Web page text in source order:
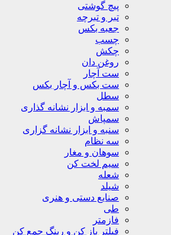
پیچ گوشتی
تبر و تبرچه
جعبه بکس
چسب
چکش
روغن دان
ست آچار
ست بکس و آچار بکس
سطل
سمبه و ابزار نشانه گذاری
سمپاش
سنبه و ابزار نشانه گزاری
سه نظام
سوهان و مغار
سیم لخت کن
شعله
شیلد
صنایع دستی و هنری
طی
فازمتر
فیلتر باز کن و رینگ جمع کن